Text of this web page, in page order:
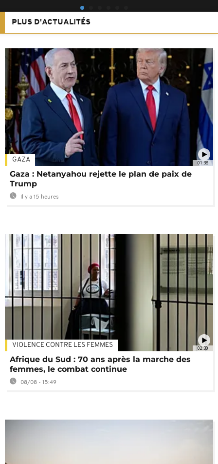
PLUS D'ACTUALITÉS
01:38
GAZA
Gaza : Netanyahou rejette le plan de paix de
Trump
Il y a 15 heures
02:30
VIOLENCE CONTRE LES FEMMES
Afrique du Sud : 70 ans après la marche des
femmes, le combat continue
08/08 - 15:49